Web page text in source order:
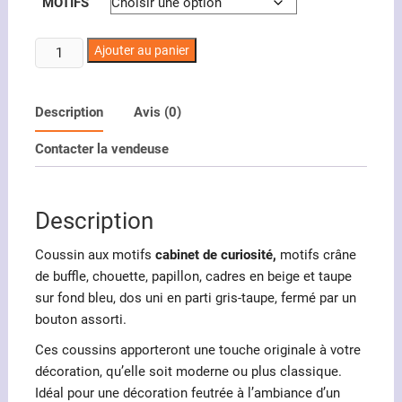
quantité
de
motifs
cabinet
de
beige
bleu
Ajouter au panier
Description Avis (0)
Contacter la vendeuse
Description
Coussin aux motifs cabinet de curiosité, motifs crâne
de buffle, chouette, papillon, cadres en beige et taupe
sur fond bleu, dos uni en parti gris-taupe, fermé par un
bouton assorti.
Ces coussins apporteront une touche originale à votre
décoration, qu’elle soit moderne ou plus classique.
Idéal pour une décoration feutrée à l’ambiance d’un